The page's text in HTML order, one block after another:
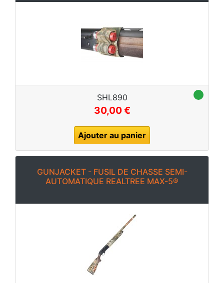
SHL890
30,00 €
Ajouter au panier
GUNJACKET - FUSIL DE CHASSE SEMI-
AUTOMATIQUE REALTREE MAX-5®